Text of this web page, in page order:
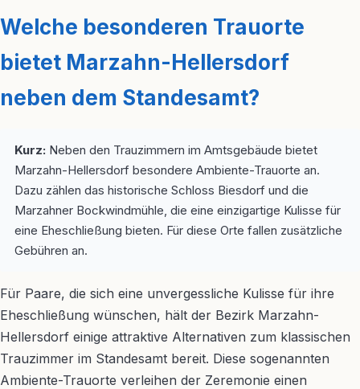
Welche besonderen Trauorte
bietet Marzahn-Hellersdorf
neben dem Standesamt?
Kurz: Neben den Trauzimmern im Amtsgebäude bietet
Marzahn-Hellersdorf besondere Ambiente-Trauorte an.
Dazu zählen das historische Schloss Biesdorf und die
Marzahner Bockwindmühle, die eine einzigartige Kulisse für
eine Eheschließung bieten. Für diese Orte fallen zusätzliche
Gebühren an.
Für Paare, die sich eine unvergessliche Kulisse für ihre
Eheschließung wünschen, hält der Bezirk Marzahn-
Hellersdorf einige attraktive Alternativen zum klassischen
Trauzimmer im Standesamt bereit. Diese sogenannten
Ambiente-Trauorte verleihen der Zeremonie einen